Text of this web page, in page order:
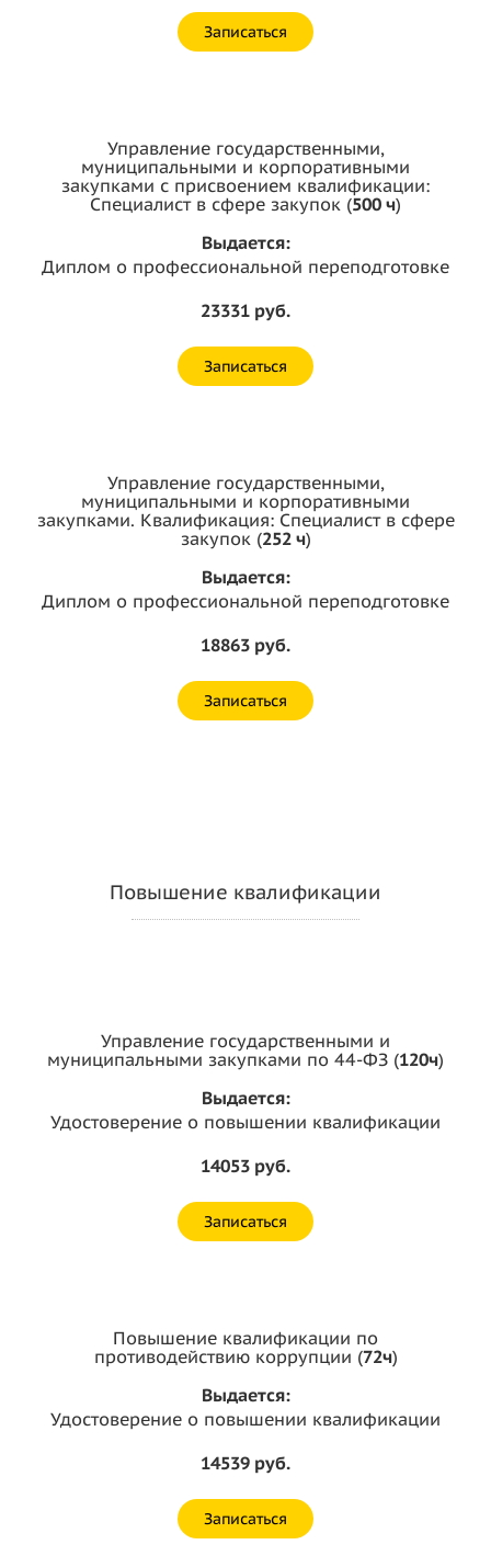
Записаться
Управление государственными,
муниципальными и корпоративными
закупками с присвоением квалификации:
Специалист в сфере закупок (500 ч)
Выдается:
Диплом о профессиональной переподготовке
23331 руб.
Записаться
Управление государственными,
муниципальными и корпоративными
закупками. Квалификация: Специалист в сфере
закупок (252 ч)
Выдается:
Диплом о профессиональной переподготовке
18863 руб.
Записаться
Повышение квалификации
Управление государственными и
муниципальными закупками по 44-ФЗ (120ч)
Выдается:
Удостоверение о повышении квалификации
14053 руб.
Записаться
Повышение квалификации по
противодействию коррупции (72ч)
Выдается:
Удостоверение о повышении квалификации
14539 руб.
Записаться